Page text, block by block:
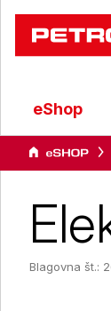
eShop
Blagovna št.: